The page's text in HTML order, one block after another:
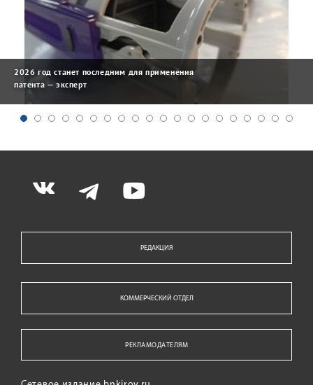
2026 год станет последним для применения
патента — эксперт
РЕДАКЦИЯ
КОММЕРЧЕСКИЙ ОТДЕЛ
РЕКЛАМОДАТЕЛЯМ